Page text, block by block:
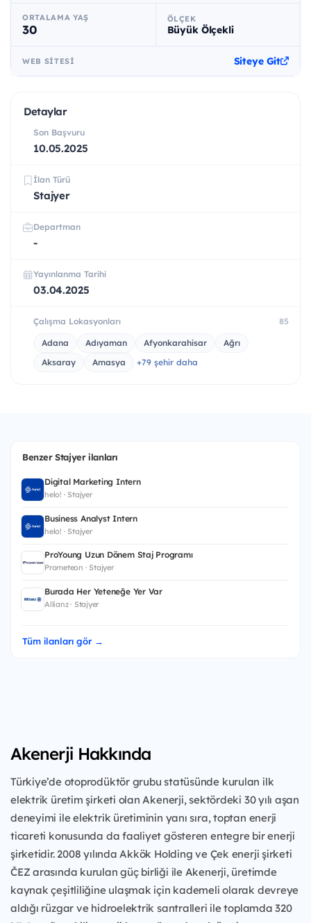
ORTALAMA YAŞ
30
ÖLÇEK
Büyük Ölçekli
WEB SITESI Siteye Git
Detaylar
Son Başvuru
10.05.2025
İlan Türü
Stajyer
Departman
-
Yayınlanma Tarihi
03.04.2025
Çalışma Lokasyonları 85
Adana Adıyaman Afyonkarahisar
Ağrı
Aksaray
Amasya +79 şehir daha
Benzer Stajyer ilanları
Digital Marketing Intern
helo! · Stajyer
Business Analyst Intern
helo! · Stajyer
ProYoung Uzun Dönem Staj Programı
Prometeon · Stajyer
Burada Her Yeteneğe Yer Var
Allianz · Stajyer
Tüm ilanları gör →
Akenerji Hakkında
Türkiye’de otoprodüktör grubu statüsünde kurulan ilk
elektrik üretim şirketi olan Akenerji, sektördeki 30 yılı aşan
deneyimi ile elektrik üretiminin yanı sıra, toptan enerji
ticareti konusunda da faaliyet gösteren entegre bir enerji
şirketidir. 2008 yılında Akkök Holding ve Çek enerji şirketi
ČEZ arasında kurulan güç birliği ile Akenerji, üretimde
kaynak çeşitliliğine ulaşmak için kademeli olarak devreye
aldığı rüzgar ve hidroelektrik santralleri ile toplamda 320